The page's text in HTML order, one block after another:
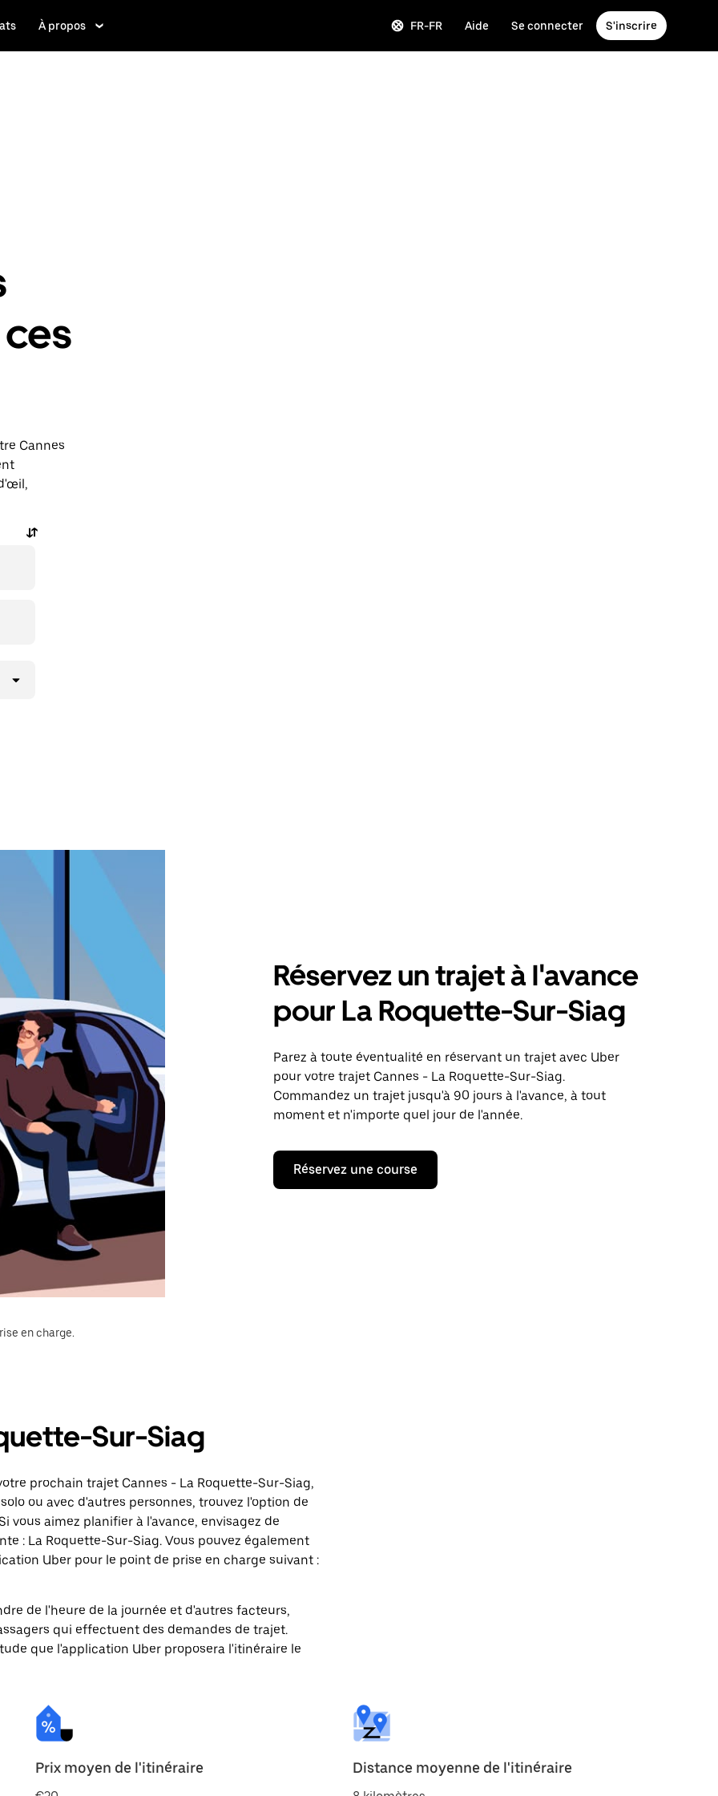
À propos FR-FR Aide Se connecter S'inscrire
Cannes
Réservez un trajet à l'avance
pour La Roquette-Sur-Siag
Parez à toute éventualité en réservant un trajet avec Uber
pour votre trajet Cannes - La Roquette-Sur-Siag.
Commandez un trajet jusqu'à 90 jours à l'avance, à tout
moment et n'importe quel jour de l'année.
Réservez une course
en charge.
Sur-Siag
prochain trajet Cannes - La Roquette-Sur-Siag,
ou avec d'autres personnes, trouvez l'option de
vous aimez planifier à l'avance, envisagez de
: La Roquette-Sur-Siag. Vous pouvez également
Uber pour le point de prise en charge suivant :
de l'heure de la journée et d'autres facteurs,
qui effectuent des demandes de trajet.
que l'application Uber proposera l'itinéraire le
Prix moyen de l'itinéraire Distance moyenne de l'itinéraire